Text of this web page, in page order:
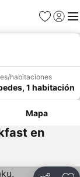
Favoritos
Iniciar
habitaciones
1 habitación
Mapa
en